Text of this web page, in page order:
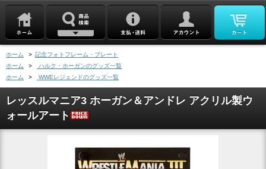
ホーム > 記念フォトフレーム・プレート
ホーム
>
ハルク・ホーガンのグッズ一覧
ホーム
> WWEレジェンドのグッズ一覧
レッスルマニア3 ホーガン＆アンドレ アクリル製ウ
ォールアート